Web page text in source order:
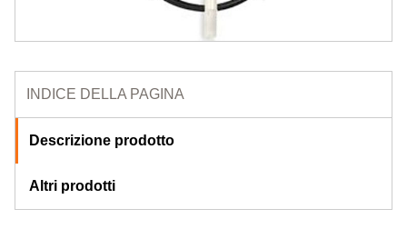
INDICE DELLA PAGINA
Descrizione prodotto
Altri prodotti